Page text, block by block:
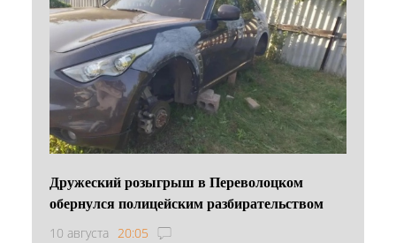
Дружеский розыгрыш в Переволоцком
обернулся полицейским разбирательством
10 августа 20:05